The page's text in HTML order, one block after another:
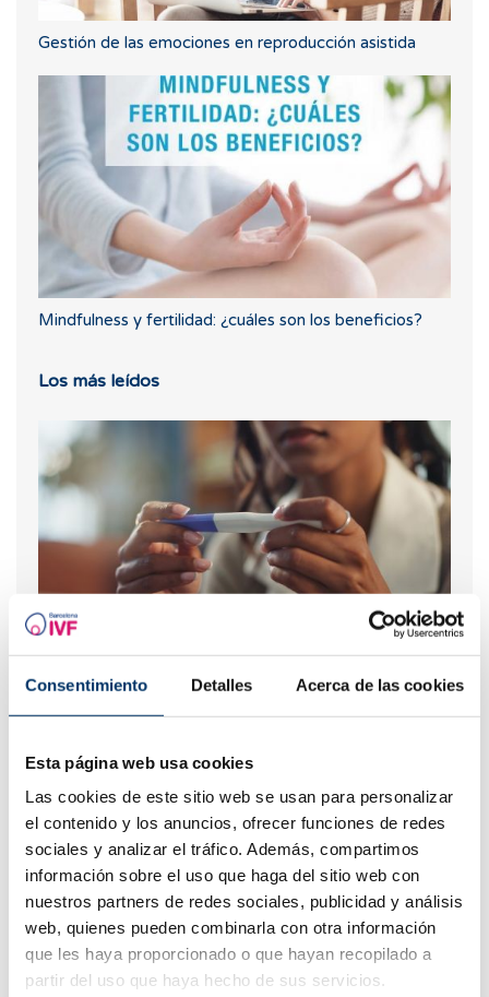
Consentimiento Detalles Acerca de las cookies
Esta página web usa cookies
Las cookies de este sitio web se usan para personalizar
el contenido y los anuncios, ofrecer funciones de redes
sociales y analizar el tráfico. Además, compartimos
información sobre el uso que haga del sitio web con
nuestros partners de redes sociales, publicidad y análisis
web, quienes pueden combinarla con otra información
que les haya proporcionado o que hayan recopilado a
partir del uso que haya hecho de sus servicios.
Gestión de las emociones en reproducción asistida
Mindfulness y fertilidad: ¿cuáles son los beneficios?
Los más leídos
embarazo negativo?
Curva larga de glucosa o TTOG: todo lo que debes
saber sobre esta prueba en el embarazo